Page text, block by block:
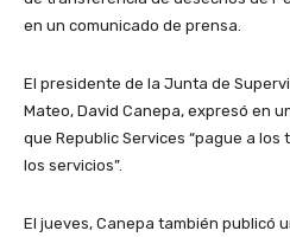
en un comunicado de prensa.
El presidente de la Junta de
Mateo, David Canepa, expresó en
que Republic Services “pague a los
los servicios”.
El jueves, Canepa también publicó